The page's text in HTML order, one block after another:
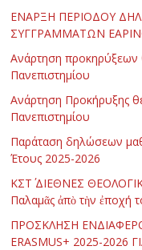
ΕΝΑΡΞΗ ΠΕΡΙΟΔΟΥ
ΣΥΓΓΡΑΜΜΑΤΩΝ
Ανάρτηση
Πανεπιστημίου
Ανάρτηση Προκήρυξης
Πανεπιστημίου
Παράταση δηλώσεων
Έτους 2025-2026
ΚΣΤ΄ ΔΙΕΘΝΕΣ
Παλαμᾶς ἀπὸ τὴν ἐποχή
ΠΡΟΣΚΛΗΣΗ
ERASMUS+ 2025-2026